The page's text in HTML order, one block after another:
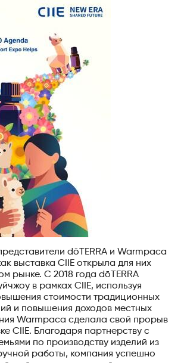
dōTERRA и Warmpaca
выставка CIIE открыла для них
рынке. С 2018 года dōTERRA
в рамках CIIE, используя
стоимости традиционных
и повышения доходов местных
Warmpaca сделала свой прорыв
CIIE. Благодаря партнерству с
по производству изделий из
работы, компания успешно